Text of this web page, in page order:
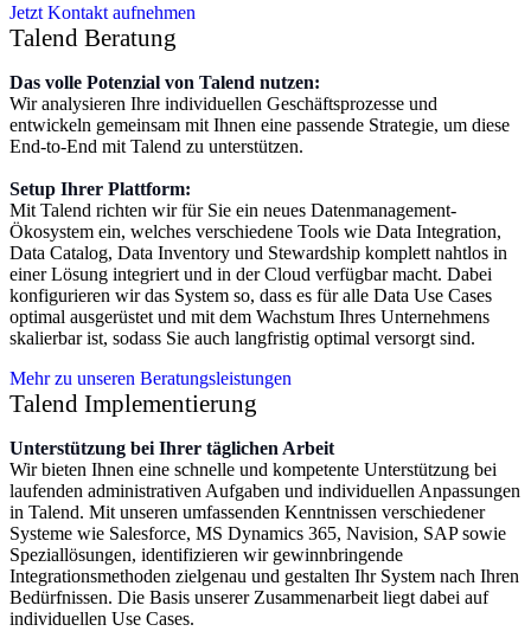
Jetzt Kontakt aufnehmen
Talend Beratung
Das volle Potenzial von Talend nutzen:
Wir analysieren Ihre individuellen Geschäftsprozesse und
entwickeln gemeinsam mit Ihnen eine passende Strategie, um diese
End-to-End mit Talend zu unterstützen.
Setup Ihrer Plattform:
Mit Talend richten wir für Sie ein neues Datenmanagement-
Ökosystem ein, welches verschiedene Tools wie Data Integration,
Data Catalog, Data Inventory und Stewardship komplett nahtlos in
einer Lösung integriert und in der Cloud verfügbar macht. Dabei
konfigurieren wir das System so, dass es für alle Data Use Cases
optimal ausgerüstet und mit dem Wachstum Ihres Unternehmens
skalierbar ist, sodass Sie auch langfristig optimal versorgt sind.
Mehr zu unseren Beratungsleistungen
Talend Implementierung
Unterstützung bei Ihrer täglichen Arbeit
Wir bieten Ihnen eine schnelle und kompetente Unterstützung bei
laufenden administrativen Aufgaben und individuellen Anpassungen
in Talend. Mit unseren umfassenden Kenntnissen verschiedener
Systeme wie Salesforce, MS Dynamics 365, Navision, SAP sowie
Speziallösungen, identifizieren wir gewinnbringende
Integrationsmethoden zielgenau und gestalten Ihr System nach Ihren
Bedürfnissen. Die Basis unserer Zusammenarbeit liegt dabei auf
individuellen Use Cases.